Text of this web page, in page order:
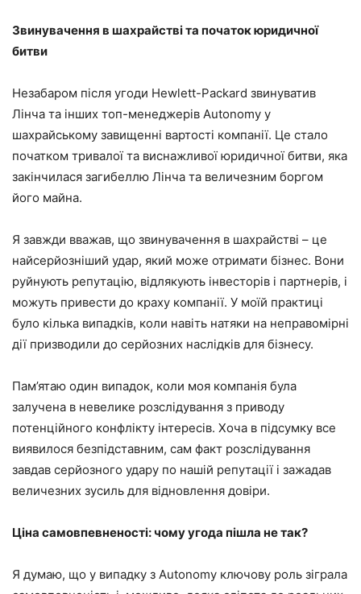
Звинувачення в шахрайстві та початок юридичної
битви
Незабаром після угоди Hewlett-Packard звинуватив
Лінча та інших топ-менеджерів Autonomy у
шахрайському завищенні вартості компанії. Це стало
початком тривалої та виснажливої юридичної битви, яка
закінчилася загибеллю Лінча та величезним боргом
його майна.
Я завжди вважав, що звинувачення в шахрайстві – це
найсерйозніший удар, який може отримати бізнес. Вони
руйнують репутацію, відлякують інвесторів і партнерів, і
можуть привести до краху компанії. У моїй практиці
було кілька випадків, коли навіть натяки на неправомірні
дії призводили до серйозних наслідків для бізнесу.
Пам’ятаю один випадок, коли моя компанія була
залучена в невелике розслідування з приводу
потенційного конфлікту інтересів. Хоча в підсумку все
виявилося безпідставним, сам факт розслідування
завдав серйозного удару по нашій репутації і зажадав
величезних зусиль для відновлення довіри.
Ціна самовпевненості: чому угода пішла не так?
Я думаю, що у випадку з Autonomy ключову роль зіграла